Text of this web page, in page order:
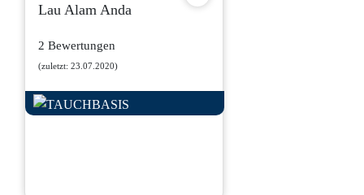
Lau Alam Anda
2 Bewertungen
(zuletzt: 23.07.2020)